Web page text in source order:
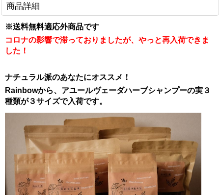
商品詳細
※送料無料適応外商品です
コロナの影響で滞っておりましたが、やっと再入荷できま
した！
ナチュラル派のあなたにオススメ！
Rainbowから、アユールヴェーダハーブシャンプーの実３
種類が３サイズで入荷です。